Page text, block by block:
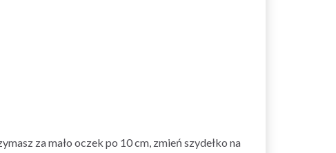
za mało oczek po 10 cm, zmień szydełko na